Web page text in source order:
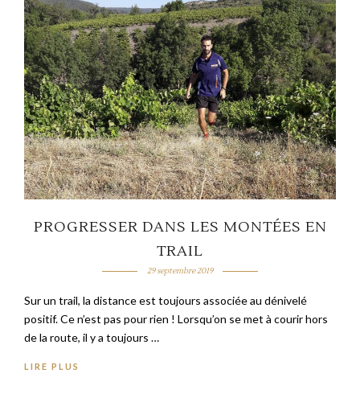
PROGRESSER DANS LES MONTÉES EN
TRAIL
29 septembre 2019
Sur un trail, la distance est toujours associée au dénivelé
positif. Ce n’est pas pour rien ! Lorsqu’on se met à courir hors
de la route, il y a toujours …
LIRE PLUS